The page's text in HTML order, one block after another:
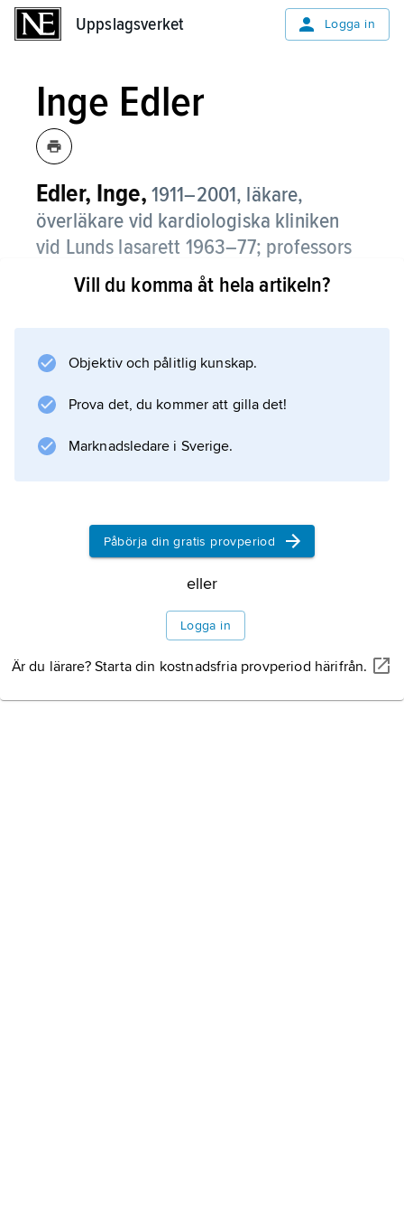
Uppslagsverket Logga in
Inge Edler
Edler, Inge, 1911–2001, läkare,
överläkare vid kardiologiska kliniken
vid Lunds lasarett 1963–77; professors
namn 1987.
använda reflekterat ultraljud för undersökning
på metodens (se
ekokardiografi
) praktiska användning vid hjärtsjukdomar av
medicinska områden; se
ultraljudsundersökning
Information om artikeln
Vill du komma åt hela artikeln?
Objektiv och pålitlig kunskap.
Prova det, du kommer att gilla det!
Marknadsledare i Sverige.
Påbörja din gratis provperiod
eller
Logga in
Är du lärare? Starta din kostnadsfria provperiod härifrån.